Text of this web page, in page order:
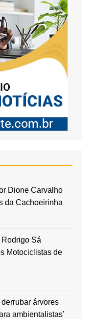
Dione Carvalho
da Cachoeirinha
Sá
Motociclistas de
árvores
ambientalistas’